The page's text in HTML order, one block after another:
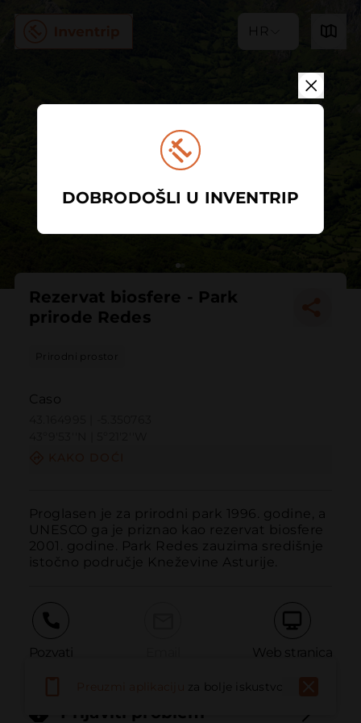
HR
Rezervat biosfere - Park
prirode Redes
Prirodni prostor
Caso
Proglasen je za prirodni park 1996. godine, a
UNESCO ga je priznao kao rezervat biosfere
2001. godine. Park Redes zauzima središnje
istočno područje Kneževine Asturije.
Pozvati Web stranica
Prijaviti problem
za bolje iskustvo
DOBRODOŠLI U INVENTRIP